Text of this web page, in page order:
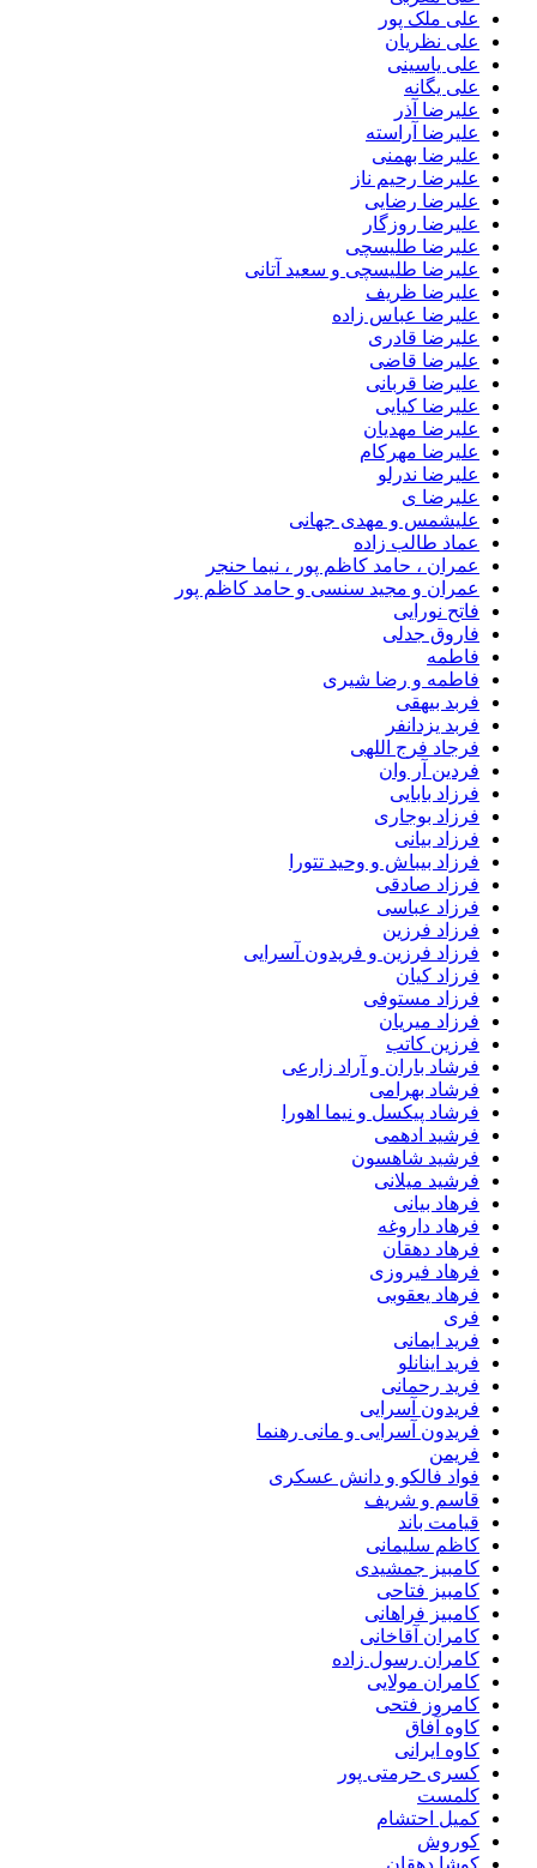
علی ملک پور
علی نظریان
علی یاسینی
علی یگانه
علیرضا آذر
علیرضا آراسته
علیرضا بهمنی
علیرضا رحیم ناز
علیرضا رضایی
علیرضا روزگار
علیرضا طلیسچی
علیرضا طلیسچی و سعید آتانی
علیرضا ظریف
علیرضا عباس زاده
علیرضا قادری
علیرضا قاضی
علیرضا قربانی
علیرضا کیایی
علیرضا مهدیان
علیرضا مهرکام
علیرضا ندرلو
علیرضا ی
علیشمس و مهدی جهانی
عماد طالب زاده
عمران ، حامد کاظم پور ، نیما حنجر
عمران و مجید سنسی و حامد کاظم پور
فاتح نورایی
فاروق جدلی
فاطمه
فاطمه و رضا شیری
فربد بیهقی
فربد یزدانفر
فرجاد فرج اللهی
فردین آر وان
فرزاد بابایی
فرزاد بوجاری
فرزاد بیانی
فرزاد بیباش و وحید تتورا
فرزاد صادقی
فرزاد عباسی
فرزاد فرزین
فرزاد فرزین و فریدون آسرایی
فرزاد کیان
فرزاد مستوفی
فرزاد میریان
فرزین کاتب
فرشاد باران و آراد زارعی
فرشاد بهرامی
فرشاد پیکسل و نیما اهورا
فرشید ادهمی
فرشید شاهسون
فرشید میلانی
فرهاد بیانی
فرهاد داروغه
فرهاد دهقان
فرهاد فیروزی
فرهاد یعقوبی
فری
فرید ایمانی
فرید اینانلو
فرید رحمانی
فریدون آسرایی
فریدون آسرایی و مانی رهنما
فریمن
فواد فالکو و دانش عسکری
قاسم و شریف
قیامت باند
کاظم سلیمانی
کامبیز جمشیدی
کامبیز فتاحی
کامبیز فراهانی
کامران آقاخانی
کامران رسول زاده
کامران مولایی
کامروز فتحی
کاوه آفاق
کاوه ایرانی
کسری حرمتی پور
کلمست
کمیل احتشام
کوروش
کوشا دهقان